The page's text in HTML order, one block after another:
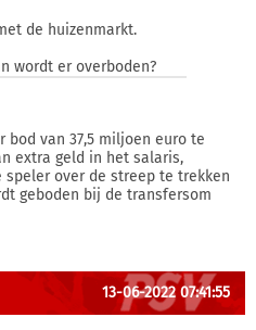
de huizenmarkt.
wordt er overboden?
bod van 37,5 miljoen euro te
extra geld in het salaris,
over de streep te trekken
geboden bij de transfersom
13-06-2022 07:41:55